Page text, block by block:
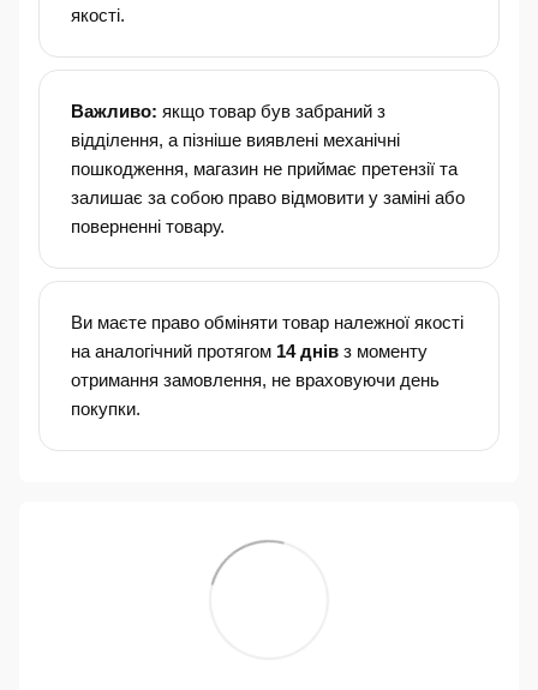
якості.
Важливо: якщо товар був забраний з
відділення, а пізніше виявлені механічні
пошкодження, магазин не приймає претензії та
залишає за собою право відмовити у заміні або
поверненні товару.
Ви маєте право обміняти товар належної якості
на аналогічний протягом 14 днів з моменту
отримання замовлення, не враховуючи день
покупки.